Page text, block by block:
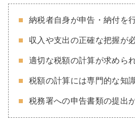
納税者自身が申告・納付を
収入や支出の正確な把握が
適切な税額の計算が求めら
税額の計算には専門的な知
税務署への申告書類の提出